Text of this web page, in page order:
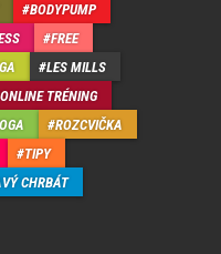
BODYPUMP
FREE
LES MILLS
ONLINE TRÉNING
ROZCVIČKA
TIPY
CHRBÁT